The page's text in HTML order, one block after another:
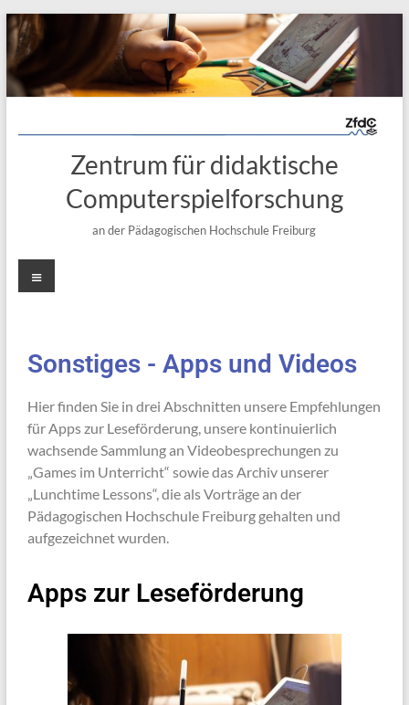
Zentrum für didaktische
Computerspielforschung
an der Pädagogischen Hochschule Freiburg
Sonstiges - Apps und Videos
Hier finden Sie in drei Abschnitten unsere Empfehlungen
für Apps zur Leseförderung, unsere kontinuierlich
wachsende Sammlung an Videobesprechungen zu
„Games im Unterricht“ sowie das Archiv unserer
„Lunchtime Lessons“, die als Vorträge an der
Pädagogischen Hochschule Freiburg gehalten und
aufgezeichnet wurden.
Apps zur Leseförderung